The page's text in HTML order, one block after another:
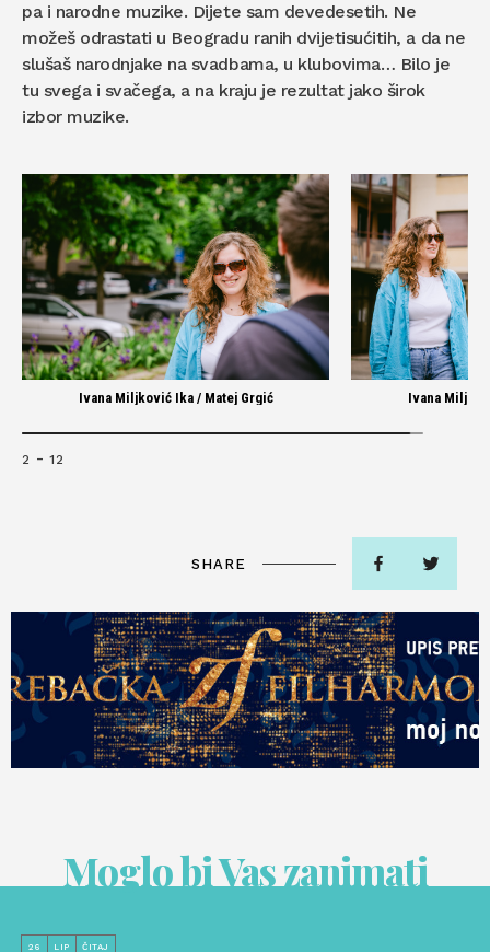
pa i narodne muzike. Dijete sam devedesetih. Ne
možeš odrastati u Beogradu ranih dvijetisućitih, a da ne
slušaš narodnjake na svadbama, u klubovima… Bilo je
tu svega i svačega, a na kraju je rezultat jako širok
izbor muzike.
Ivana Miljković Ika / Matej Grgić Ivana
2 - 12
SHARE
Moglo bi Vas zanimati
26 LIP ČITAJ